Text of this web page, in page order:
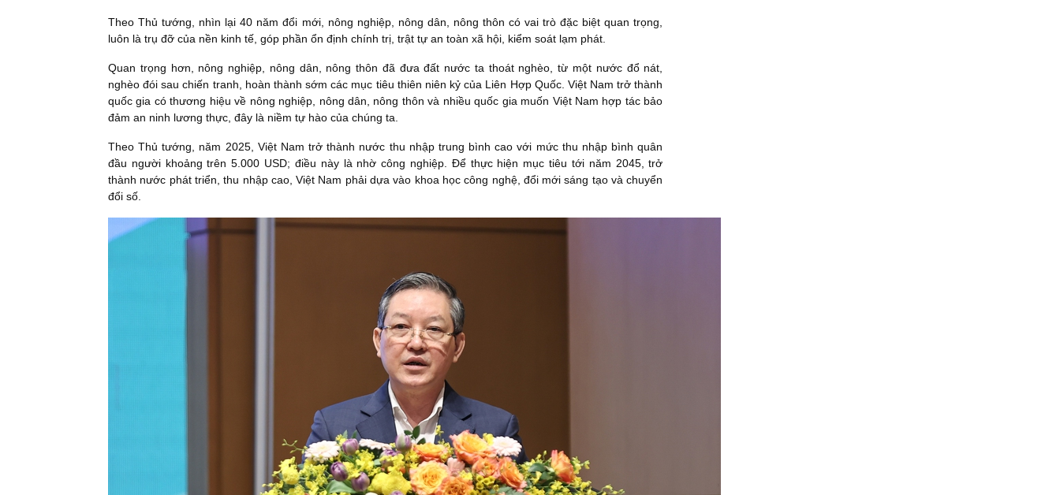
Theo Thủ tướng, nhìn lại 40 năm đổi mới, nông nghiệp, nông dân, nông thôn có vai trò đặc biệt quan trọng,
luôn là trụ đỡ của nền kinh tế, góp phần ổn định chính trị, trật tự an toàn xã hội, kiểm soát lạm phát.
Quan trọng hơn, nông nghiệp, nông dân, nông thôn đã đưa đất nước ta thoát nghèo, từ một nước đổ nát,
nghèo đói sau chiến tranh, hoàn thành sớm các mục tiêu thiên niên kỷ của Liên Hợp Quốc. Việt Nam trở thành
quốc gia có thương hiệu về nông nghiệp, nông dân, nông thôn và nhiều quốc gia muốn Việt Nam hợp tác bảo
đảm an ninh lương thực, đây là niềm tự hào của chúng ta.
Theo Thủ tướng, năm 2025, Việt Nam trở thành nước thu nhập trung bình cao với mức thu nhập bình quân
đầu người khoảng trên 5.000 USD; điều này là nhờ công nghiệp. Để thực hiện mục tiêu tới năm 2045, trở
thành nước phát triển, thu nhập cao, Việt Nam phải dựa vào khoa học công nghệ, đổi mới sáng tạo và chuyển
đổi số.